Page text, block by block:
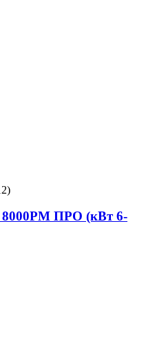
8000РМ ПРО (кВт 6-